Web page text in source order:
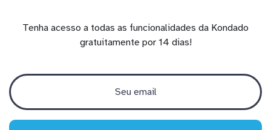
Tenha acesso a todas as funcionalidades da Kondado
gratuitamente por 14 dias!